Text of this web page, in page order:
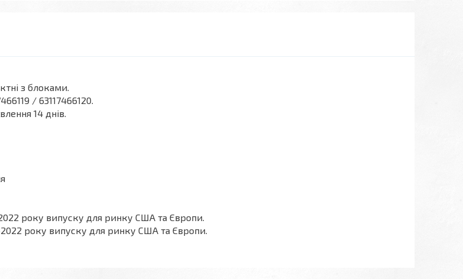
з блоками.
/ 63117466120.
14 днів.
2022 року випуску для ринку США та Європи.
2022 року випуску для ринку США та Європи.